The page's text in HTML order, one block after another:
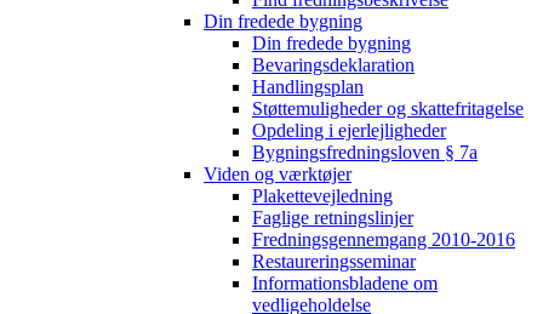
Din fredede bygning
Din fredede bygning
Bevaringsdeklaration
Handlingsplan
Støttemuligheder og skattefritagelse
Opdeling i ejerlejligheder
Bygningsfredningsloven § 7a
Viden og værktøjer
Plakettevejledning
Faglige retningslinjer
Fredningsgennemgang 2010-2016
Restaureringsseminar
Informationsbladene om
vedligeholdelse